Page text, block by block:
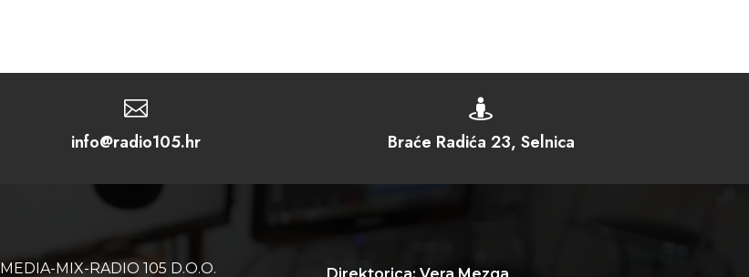

info@radio105.hr

Braće Radića 23, Selnica
MEDIA-MIX-RADIO 105 D.O.O.